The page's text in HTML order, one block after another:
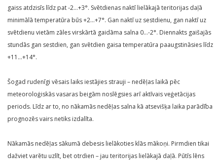
gaiss atdzisīs līdz pat -2…+3°. Svētdienas naktī lielākajā teritorijas daļā
minimālā temperatūra būs +2…+7°. Gan naktī uz sestdienu, gan naktī uz
svētdienu vietām zāles virskārtā gaidāma salna 0…-2°. Diennakts gaišajās
stundās gan sestdien, gan svētdien gaisa temperatūra paaugstināsies līdz
+11…+14°.
Šogad rudenīgi vēsais laiks iestājies strauji – nedēļas laikā pēc
meteoroloģiskās vasaras beigām noslēgsies arī aktīvais veģetācijas
periods. Līdz ar to, no nākamās nedēļas salna kā atsevišķa laika parādība
prognozēs vairs netiks izdalīta.
Nākamās nedēļas sākumā debesis lielākoties klās mākoņi. Pirmdien tikai
dažviet varētu uzlīt, bet otrdien – jau teritorijas lielākajā daļā. Pūtīs lēns